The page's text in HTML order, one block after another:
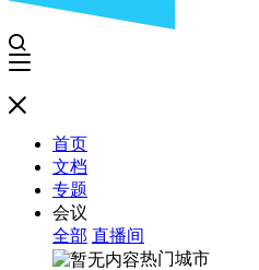
首页
文档
专题
会议
全部 直播间
热门城市